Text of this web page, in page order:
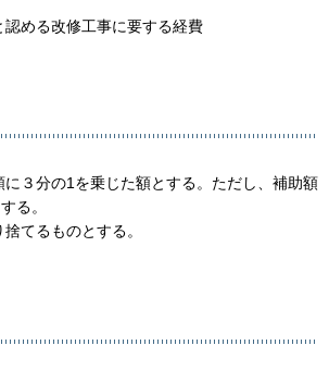
める改修工事に要する経費
３分の1を乗じた額とする。ただし、補助額
る。
てるものとする。